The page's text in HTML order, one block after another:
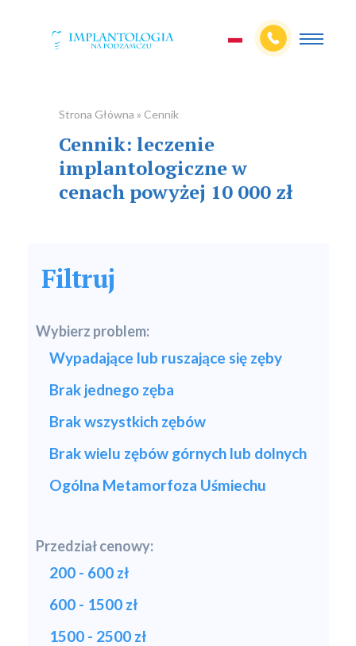
Strona Główna » Cennik
Cennik: leczenie
implantologiczne w
cenach powyżej 10 000 zł
Filtruj
Wybierz problem:
Wypadające lub ruszające się zęby
Brak jednego zęba
Brak wszystkich zębów
Brak wielu zębów górnych lub dolnych
Ogólna Metamorfoza Uśmiechu
Przedział cenowy:
200 - 600 zł
600 - 1500 zł
1500 - 2500 zł